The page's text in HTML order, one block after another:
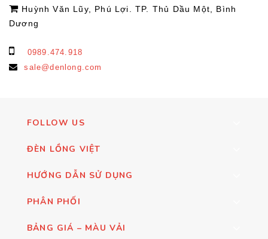
Huỳnh Văn Lũy, Phú Lợi. TP. Thủ Dầu Một, Bình
Dương
0989.474.918
sale@denlong.com
FOLLOW US
ĐÈN LỒNG VIỆT
HƯỚNG DẪN SỬ DỤNG
PHÂN PHỐI
BẢNG GIÁ – MÀU VẢI